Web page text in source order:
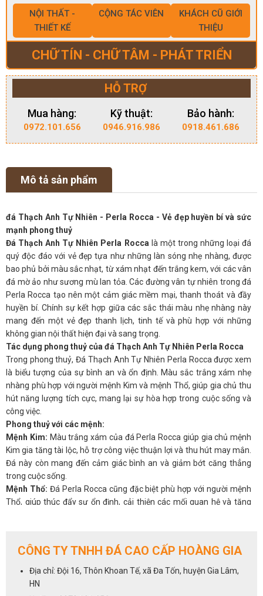
NỘI THẤT -
THIẾT KẾ
CỘNG TÁC VIÊN
KHÁCH CŨ GIỚI
THIỆU
CHỮ TÍN - CHỮ TÂM - PHÁT TRIỂN
HỖ TRỢ
Mua hàng:
0972.101.656
Kỹ thuật:
0946.916.986
Bảo hành:
0918.461.686
Mô tả sản phẩm
đá Thạch Anh Tự Nhiên - Perla Rocca - Vẻ đẹp huyền bí và sức
mạnh phong thuỷ
Đá Thạch Anh Tự Nhiên Perla Rocca là một trong những loại đá
quý độc đáo với vẻ đẹp tựa như những làn sóng nhẹ nhàng, được
bao phủ bởi màu sắc nhạt, từ xám nhạt đến trắng kem, với các vân
đá mờ ảo như sương mù lan tỏa. Các đường vân tự nhiên trong đá
Perla Rocca tạo nên một cảm giác mềm mại, thanh thoát và đầy
huyền bí. Chính sự kết hợp giữa các sắc thái màu nhẹ nhàng này
mang đến một vẻ đẹp thanh lịch, tinh tế và phù hợp với những
không gian nội thất hiện đại và sang trọng.
Tác dụng phong thuỷ của đá Thạch Anh Tự Nhiên Perla Rocca
Trong phong thuỷ, Đá Thạch Anh Tự Nhiên Perla Rocca được xem
là biểu tượng của sự bình an và ổn định. Màu sắc trắng xám nhẹ
nhàng phù hợp với người mệnh Kim và mệnh Thổ, giúp gia chủ thu
hút năng lượng tích cực, mang lại sự hòa hợp trong cuộc sống và
công việc.
Phong thuỷ với các mệnh:
Mệnh Kim: Màu trắng xám của đá Perla Rocca giúp gia chủ mệnh
Kim gia tăng tài lộc, hỗ trợ công việc thuận lợi và thu hút may mắn.
Đá này còn mang đến cảm giác bình an và giảm bớt căng thẳng
trong cuộc sống.
Mệnh Thổ: Đá Perla Rocca cũng đặc biệt phù hợp với người mệnh
Thổ, giúp thúc đẩy sự ổn định, cải thiện các mối quan hệ và tăng
Đá Thạch Anh Perla Rocca không chỉ mang giá trị phong thuỷ mà
còn là một món đồ trang trí sang trọng cho mọi không gian. Màu
sắc nhẹ nhàng và các vân đá tinh tế dễ dàng hòa quyện với các loại
CÔNG TY TNHH ĐÁ CAO CẤP HOÀNG GIA
Địa chỉ: Đội 16, Thôn Khoan Tế, xã Đa Tốn, huyện Gia Lâm,
HN